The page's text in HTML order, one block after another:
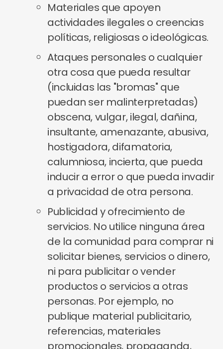
Materiales que apoyen
actividades ilegales o creencias
políticas, religiosas o ideológicas.
Ataques personales o cualquier
otra cosa que pueda resultar
(incluidas las "bromas" que
puedan ser malinterpretadas)
obscena, vulgar, ilegal, dañina,
insultante, amenazante, abusiva,
hostigadora, difamatoria,
calumniosa, incierta, que pueda
inducir a error o que pueda invadir
a privacidad de otra persona.
Publicidad y ofrecimiento de
servicios. No utilice ninguna área
de la comunidad para comprar ni
solicitar bienes, servicios o dinero,
ni para publicitar o vender
productos o servicios a otras
personas. Por ejemplo, no
publique material publicitario,
referencias, materiales
promocionales, propaganda,